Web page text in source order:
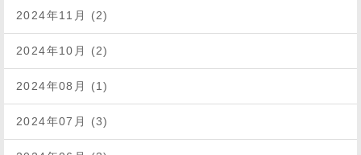
2024年11月 (2)
2024年10月 (2)
2024年08月 (1)
2024年07月 (3)